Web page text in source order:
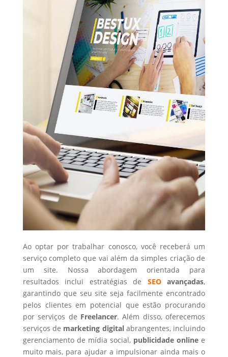
Ao optar por trabalhar conosco, você receberá um
serviço completo que vai além da simples criação de
um site. Nossa abordagem orientada para
resultados inclui estratégias de SEOavançadas,
garantindo que seu site seja facilmente encontrado
pelos clientes em potencial que estão procurando
por serviços de Freelancer. Além disso, oferecemos
serviços de marketing digital abrangentes, incluindo
gerenciamento de mídia social, publicidade online e
muito mais, para ajudar a impulsionar ainda mais o